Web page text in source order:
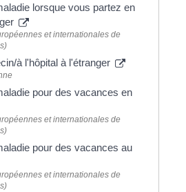
lorsque vous partez en
et internationales de
à l'hôpital à l'étranger
pour des vacances en
et internationales de
pour des vacances au
et internationales de